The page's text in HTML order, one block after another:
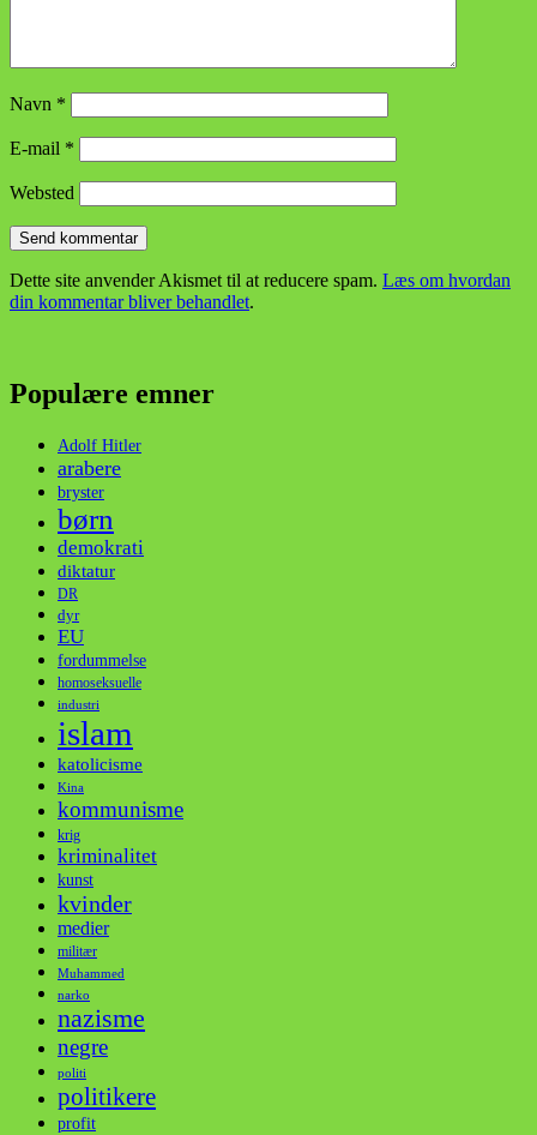
Navn *
E-mail *
Websted
Dette site anvender Akismet til at reducere spam. Læs om hvordan
din kommentar bliver behandlet.
Populære emner
Adolf Hitler
arabere
bryster
børn
demokrati
diktatur
DR
dyr
EU
fordummelse
homoseksuelle
industri
islam
katolicisme
Kina
kommunisme
krig
kriminalitet
kunst
kvinder
medier
militær
Muhammed
narko
nazisme
negre
politi
politikere
profit